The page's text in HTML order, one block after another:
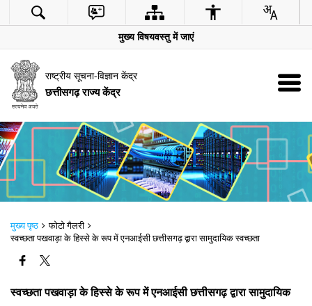
मुख्य विषयवस्तु में जाएं
राष्ट्रीय सूचना-विज्ञान केंद्र
छत्तीसगढ़ राज्य केंद्र
मुख्य पृष्ठ
फोटो गैलरी
स्वच्छता पखवाड़ा के हिस्से के रूप में एनआईसी छत्तीसगढ़ द्वारा सामुदायिक स्वच्छता
स्वच्छता पखवाड़ा के हिस्से के रूप में एनआईसी छत्तीसगढ़ द्वारा सामुदायिक